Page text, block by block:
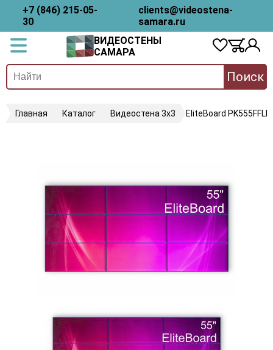
+7 (846) 215-05-
30
clients@videostena-
samara.ru
ВИДЕОСТЕНЫ
САМАРА
Поиск
Главная Каталог Видеостена 3х3 EliteBoard PK555FFLN